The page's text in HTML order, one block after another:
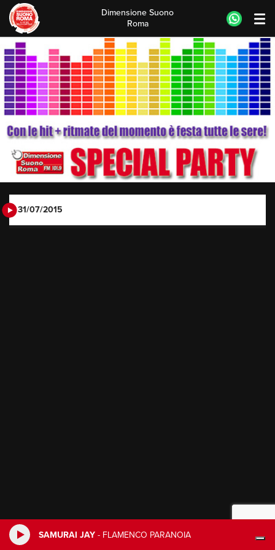
SAMURAI JAY - FLAMENCO PARANOIA
Skip
to
content
Dimensione Suono
Roma
31/07/2015